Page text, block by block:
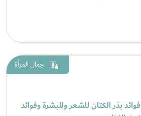
جمال المرأة
فوائد بذر الكتان للشعر وللبشرة وفوائد